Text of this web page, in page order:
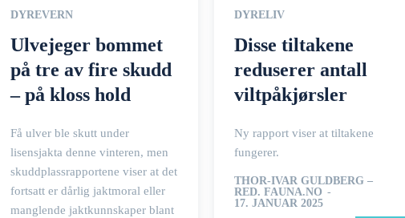
DYREVERN
Ulvejeger bommet
på tre av fire skudd
– på kloss hold
Få ulver ble skutt under
lisensjakta denne vinteren, men
skuddplassrapportene viser at det
fortsatt er dårlig jaktmoral eller
manglende jaktkunnskaper blant
DYRELIV
Disse tiltakene
reduserer antall
viltpåkjørsler
Ny rapport viser at tiltakene
fungerer.
THOR-IVAR GULDBERG –
RED. FAUNA.NO -
17. JANUAR 2025